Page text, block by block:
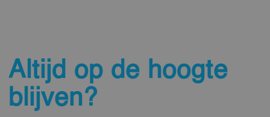
Altijd op de hoogte
blijven?